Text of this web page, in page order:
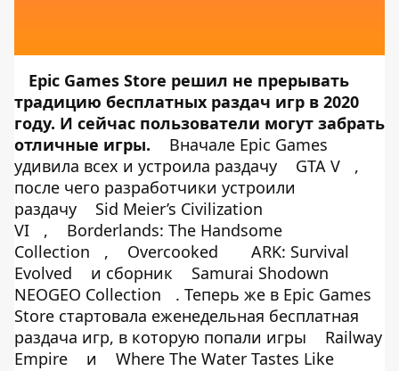
Epic Games Store решил не прерывать
традицию бесплатных раздач игр в 2020
году. И сейчас пользователи могут забрать
отличные игры.
Вначале Epic Games
удивила всех и устроила раздачу
GTA V
,
после чего разработчики устроили
раздачу
Sid Meier’s Civilization
VI
,
Borderlands: The Handsome
Collection
, Overcooked
ARK: Survival
Evolved
и сборник
Samurai Shodown
NEOGEO Collection
. Теперь же в Epic Games
Store стартовала еженедельная бесплатная
раздача игр, в которую попали игры
Railway
Empire
и
Where The Water Tastes Like